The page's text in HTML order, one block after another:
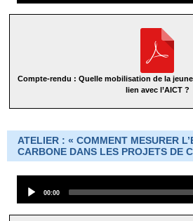
Compte-rendu : Quelle mobilisation de la
lien avec l’AICT ?
ATELIER : « COMMENT MESURER
CARBONE DANS LES PROJETS DE
Player
Current
00:00